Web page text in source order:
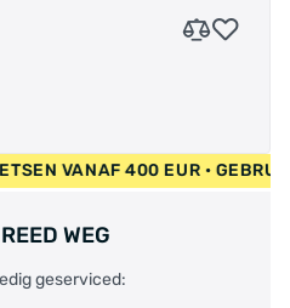
FIETSEN VANAF 400 EUR •
WEG
geserviced: